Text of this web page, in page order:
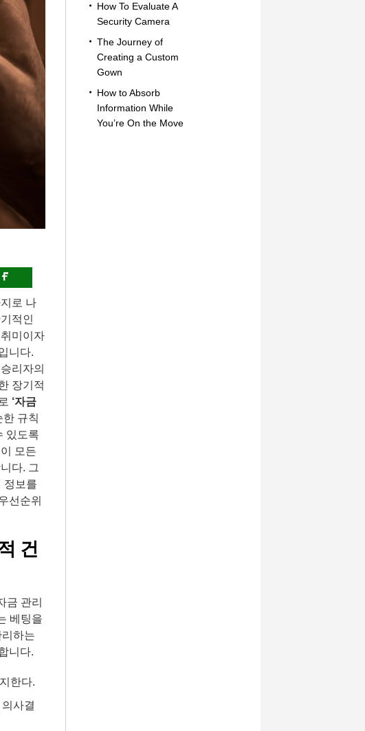
로 나
적인
미이자
니다.
리자의
장기적
‘자금
한 규칙
있도록
모든
다. 그
정보를
선순위
건
금 관리
베팅을
하는
니다.
한다.
사결
How To Evaluate A
Security Camera
The Journey of
Creating a Custom
Gown
How to Absorb
Information While
You’re On the Move